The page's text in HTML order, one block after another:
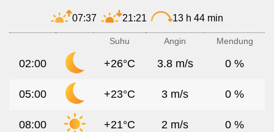
07:37 21:21 13 h 44 min
Suhu Angin Mendung
02:00 +26°C 3.8 m/s 0 %
05:00 +23°C 3 m/s 0 %
08:00 +21°C 2 m/s 0 %